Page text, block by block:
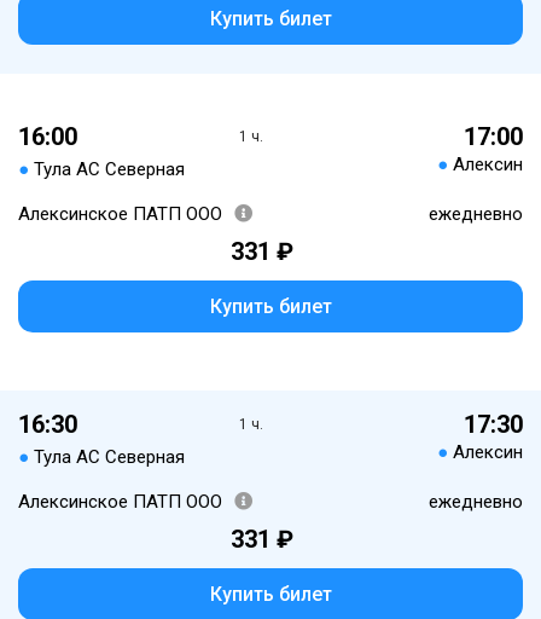
Купить билет
16:00
● Тула АС Северная
1 ч. 17:00
● Алексин
Алексинское ПАТП ООО ежедневно
331 ₽
Купить билет
16:30
● Тула АС Северная
1 ч. 17:30
● Алексин
Алексинское ПАТП ООО ежедневно
331 ₽
Купить билет